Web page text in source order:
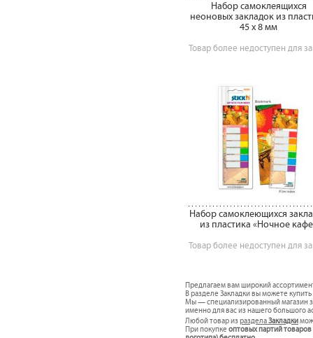
Набор самоклеящихся
неоновых закладок из
45 х 8 мм
Товар более недоступен для
Набор самоклеющихся
из пластика «Ночное
Товар более недоступен для
Предлагаем вам широкий
В разделе Закладки вы можете
Мы — специализированный магазин
именно для вас из нашего большого
Любой товар изразделаЗакладки
При покупке оптовых партий